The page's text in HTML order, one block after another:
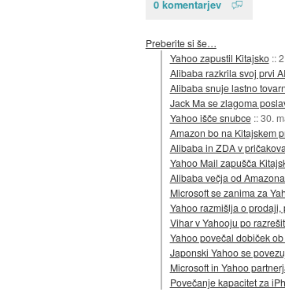
0 komentarjev
Preberite si še…
Yahoo zapustil Kitajsko ::
Alibaba razkrila svoj prvi
Alibaba snuje lastno
Jack Ma se zlagoma
Yahoo išče snubce ::30.
Amazon bo na Kitajskem
Alibaba in ZDA v
Yahoo Mail zapušča
Alibaba večja od
Microsoft se zanima za
Yahoo razmišlja o prodaji,
Vihar v Yahooju po
Yahoo povečal dobiček
Japonski Yahoo se
Microsoft in Yahoo
Povečanje kapacitet za